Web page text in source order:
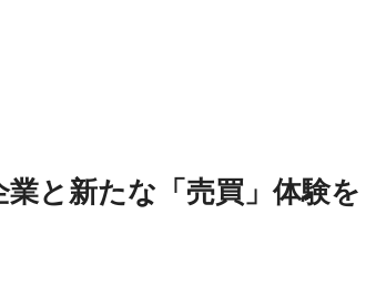
と新たな「売買」体験を